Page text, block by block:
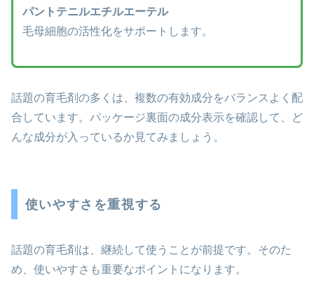
パントテニルエチルエーテル
毛母細胞の活性化をサポートします。
話題の育毛剤の多くは、複数の有効成分をバランスよく配
合しています。パッケージ裏面の成分表示を確認して、ど
んな成分が入っているか見てみましょう。
使いやすさを重視する
話題の育毛剤は、継続して使うことが前提です。そのた
め、使いやすさも重要なポイントになります。